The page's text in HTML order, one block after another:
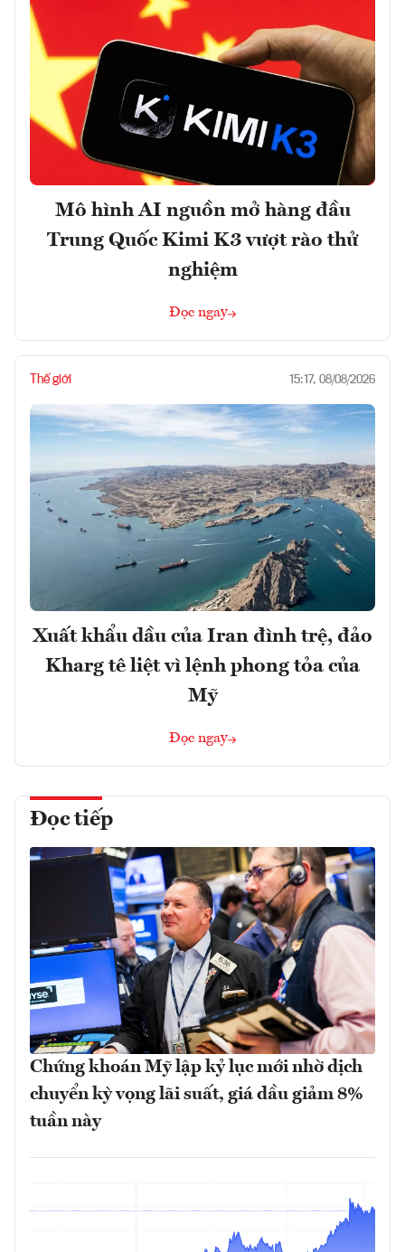
Mô hình AI nguồn mở hàng đầu
Trung Quốc Kimi K3 vượt rào thử
nghiệm
Đọc ngay
Thế giới 15:17, 08/08/2026
Xuất khẩu dầu của Iran đình trệ, đảo
Kharg tê liệt vì lệnh phong tỏa của
Mỹ
Đọc ngay
Đọc tiếp
Chứng khoán Mỹ lập kỷ lục mới nhờ dịch
chuyển kỳ vọng lãi suất, giá dầu giảm 8%
tuần này